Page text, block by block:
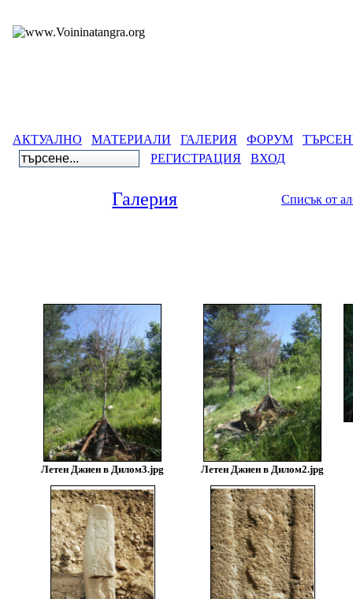
АКТУАЛНО МАТЕРИАЛИ ГАЛЕРИЯ ФОРУМ
РЕГИСТРАЦИЯ
ВХОД
Галерия Списък от
Летен Джиен в Дилом3.jpg Летен Джиен в Дилом2.jpg